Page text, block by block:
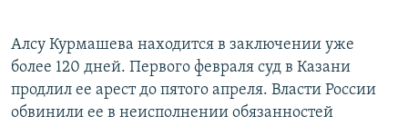
Алсу Курмашева находится в заключении уже
более 120 дней. Первого февраля суд в Казани
продлил ее арест до пятого апреля. Власти России
обвинили ее в неисполнении обязанностей